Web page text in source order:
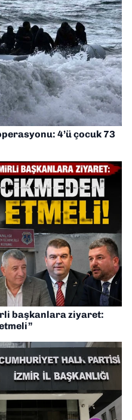
4’ü çocuk 73
başkanlara ziyaret: